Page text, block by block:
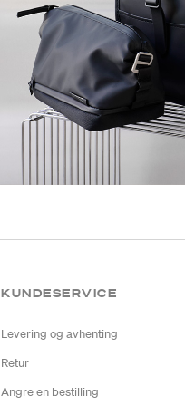
KUNDESERVICE
Levering og avhenting
Retur
Angre en bestilling